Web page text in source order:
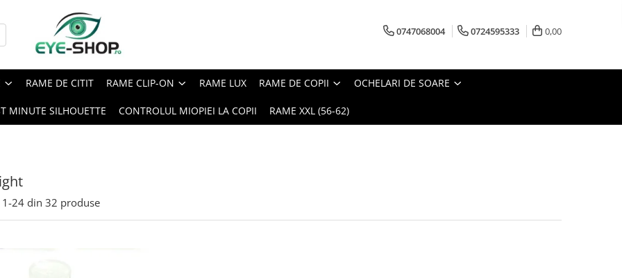
0747068004 0724595333 0,00
RAME DE CITIT RAME CLIP-ON RAME LUX RAME DE COPII OCHELARI DE SOARE
MINUTE SILHOUETTE CONTROLUL MIOPIEI LA COPII RAME XXL (56-62)
1-24 din 32 produse